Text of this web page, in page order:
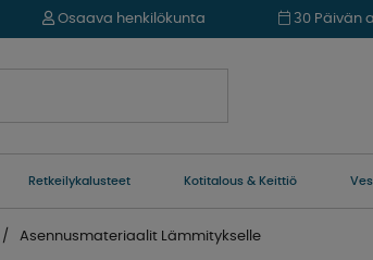
Osaava henkilökunta 30 Päivän
Retkeilykalusteet Kotitalous & Keittiö
Asennusmateriaalit Lämmitykselle